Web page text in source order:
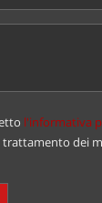
l'informativa
trattamento dei